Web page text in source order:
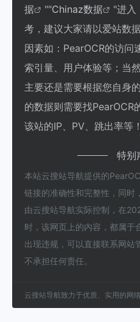
据
""Chinaz数据
"进入
考，建议大家请以爱站数
因素如：PearOCR的访问
索引量、用户体验等；当
主要还是需要根据您自身
的数据则需要找PearOCR
该站的IP、PV、跳出率等！
特别
本站云搜站导航提供的
链接的准确性和完整性，同时
由云搜站导航实际控制，在
时，该网页上的内容，都属于
出现违规，可以直接联系网站
不承担任何责任。
云搜站导航致力于优质、实用的网